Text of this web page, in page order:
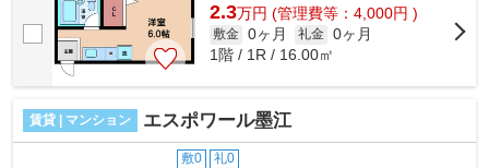
2.3万円 (管理費等：4,000円 )
敷金 0ヶ月 礼金 0ヶ月
1階 / 1R / 16.00㎡
賃貸 | マンション エスポワール墨江
敷0 礼0